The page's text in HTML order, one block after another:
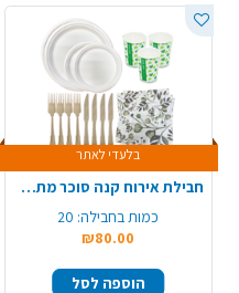
בלעדי לאתר
חבילת אירוח קנה סוכר מתכלה 25 סועדים - עגול
כמות בחבילה: 20
₪80.00
הוספה לסל